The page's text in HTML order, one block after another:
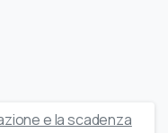
e la scadenza